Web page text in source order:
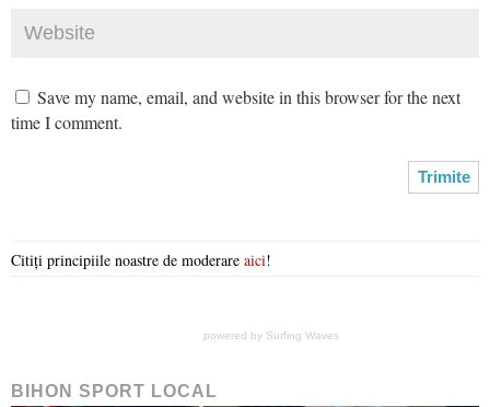
Save my name, email, and website in this browser for the next
time I comment.
Citiți principiile noastre de moderare aici!
powered by Surfing Waves
BIHON SPORT LOCAL